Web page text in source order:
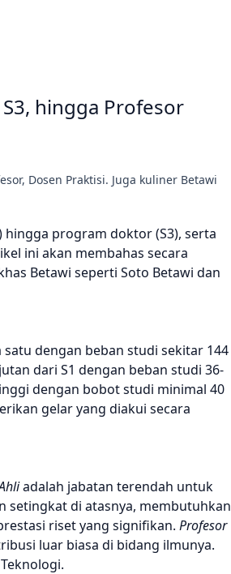
hingga Profesor
Dosen Praktisi. Juga kuliner Betawi
program doktor (S3), serta
ini akan membahas secara
Betawi seperti Soto Betawi dan
dengan beban studi sekitar 144
dari S1 dengan beban studi 36-
dengan bobot studi minimal 40
gelar yang diakui secara
adalah jabatan terendah untuk
setingkat di atasnya, membutuhkan
riset yang signifikan. Profesor
luar biasa di bidang ilmunya.